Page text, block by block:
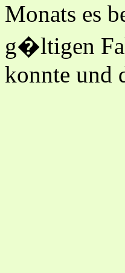
Monats es
g�ltigen
konnte und